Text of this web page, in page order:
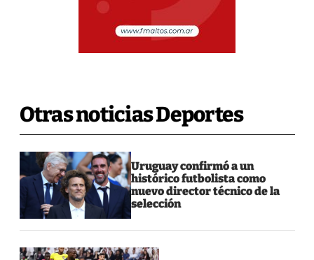
Otras noticias Deportes
Uruguay confirmó a un
histórico futbolista como
nuevo director técnico de la
selección